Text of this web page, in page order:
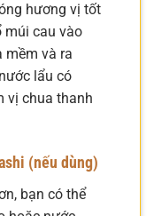
hương vị tốt
múi cau vào
mềm và ra
lẩu có
vị chua thanh
(nếu dùng)
bạn có thể